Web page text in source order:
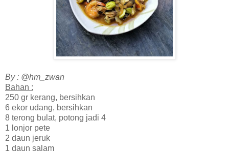
By : @hm_zwan
Bahan :
250 gr kerang, bersihkan
6 ekor udang, bersihkan
8 terong bulat, potong jadi 4
1 lonjor pete
2 daun jeruk
1 daun salam